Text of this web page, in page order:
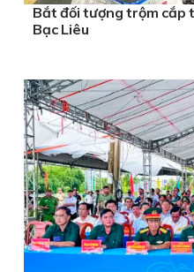
Bắt đối tượng trộm cắp
Bạc Liêu